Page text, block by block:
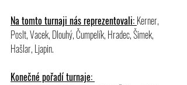
Na tomto turnaji nás reprezentovali: Kerner,
Poslt, Vacek, Dlouhý, Čumpelík, Hradec, Šimek,
Hašlar, Ljapin.
Konečné pořadí turnaje: